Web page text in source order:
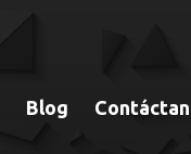
Blog